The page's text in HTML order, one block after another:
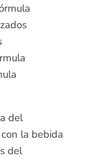
del
la bebida
del